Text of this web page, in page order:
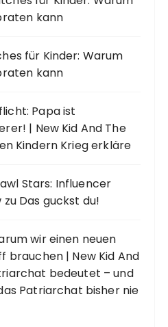
kann
für Kinder: Warum
kann
Papa ist
| New Kid And The
Kindern Krieg erkläre
Stars: Influencer
zu Das guckst du!
wir einen neuen
brauchen | New Kid And
bedeutet – und
Patriarchat bisher nie